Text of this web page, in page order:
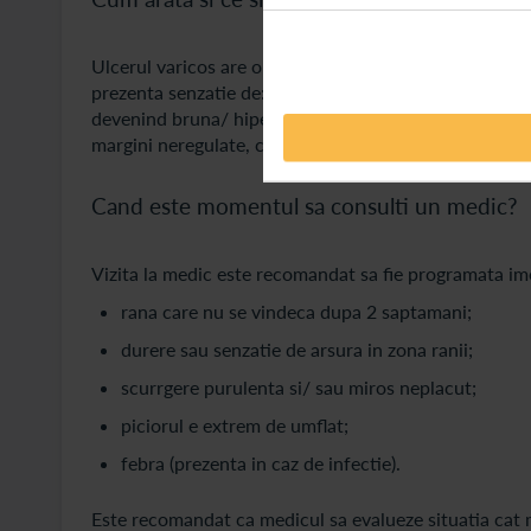
Ulcerul varicos are o evolutie treptata: la inceput
prezenta senzatie de: mancarime, greutate in
devenind bruna/ hiperpigmentata, se subtiaza si se
margini neregulate, continut galben-verzui si poate
Cand este momentul sa consulti un medic?
Vizita la medic este recomandat sa fie programata
rana care nu se vindeca dupa 2 saptamani;
durere sau senzatie de arsura in zona ranii;
scurrgere purulenta si/ sau miros neplacut;
piciorul e extrem de umflat;
febra (prezenta in caz de infectie).
Este recomandat ca medicul sa evalueze situatia